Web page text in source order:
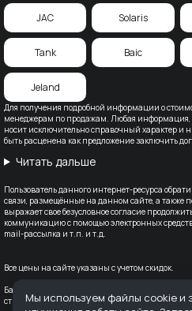
Для получения подробной информации о
менеджерам по продажам. Любая информация,
носит исключительно справочный характер и
быть расценена как предложение заключить
Читать дальше
Пользователь данного интернет-ресурса
связи, размещённые на данном сайте, а также
выражает свое безусловное согласие
коммуникацию с помощью электронных
mail-рассылка и т.п. и т.д.
Все цены на сайте указаны с учетом скидок.
Банк-партнер: ВТБ (ПАО), Лицензия Банка ВТБ
страхованию: СПАО «Ингосстрах», лицензия
JAC Solaris
Tank Baic
Jeland
Мы используем файлы cookie и